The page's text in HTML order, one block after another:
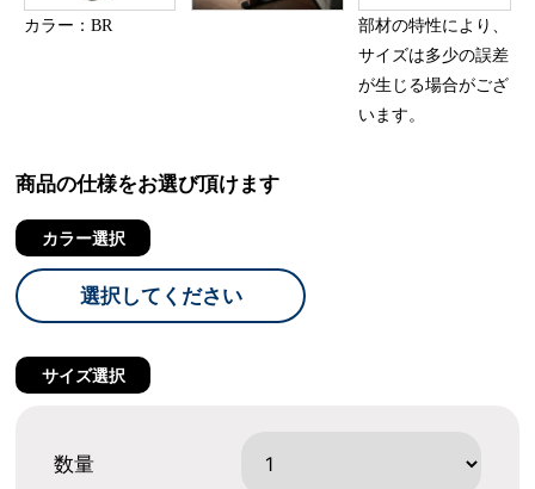
カラー：BR
部材の特性により、
サイズは多少の誤差
が生じる場合がござ
います。
商品の仕様をお選び頂けます
カラー選択
選択してください
サイズ選択
数量